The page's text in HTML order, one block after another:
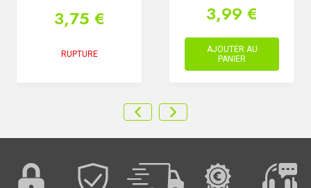
3,75 €
RUPTURE
3,99 €
AJOUTER AU
PANIER